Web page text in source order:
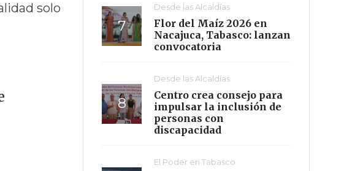
solo
Desde las Alcaldías
Flor del Maíz 2026 en
Nacajuca, Tabasco: lanzan
convocatoria
Desde las Alcaldías
Centro crea consejo para
impulsar la inclusión de
personas con
discapacidad
El Poder en Tabasco